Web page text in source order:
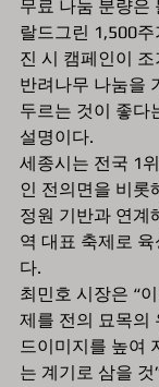
무료 나눔 분량은
랄드그린 1,500
진 시 캠페인이
반려나무 나눔을
두르는 것이 좋다
설명이다.
세종시는 전국 1
인 전의면을 비롯
정원 기반과 연계
역 대표 축제로
다.
최민호 시장은 “
제를 전의 묘목의
드이미지를 높여
는 계기로 삼을